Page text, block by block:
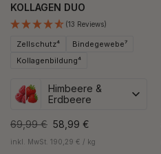
KOLLAGEN DUO
(13 Reviews)
Zellschutz⁴
Bindegewebe⁷
Kollagenbildung⁴
Himbeere &
Erdbeere
69,99 € 58,99 €
inkl. MwSt. 190,29 € / kg